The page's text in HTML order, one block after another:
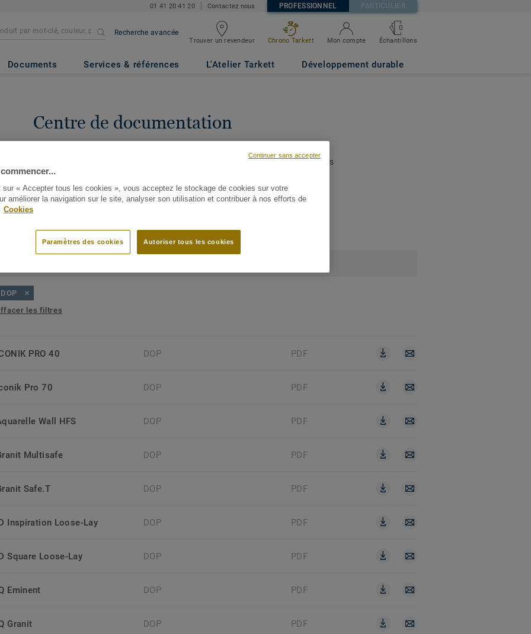
01 41 20 41 20 Contactez nous PROFESSIONNEL PARTICULIER
Recherche avancée
Trouver un revendeur Chrono Tarkett Mon compte
0
Échantillons
Documents Services & références L'Atelier Tarkett Développement durable
Centre de documentation
pour enregistrer et gérer vos
DOP
les filtres
PRO 40 DOP PDF
Pro 70 DOP PDF
Wall HFS DOP PDF
Multisafe DOP PDF
Safe.T DOP PDF
Inspiration Loose-Lay DOP PDF
Square Loose-Lay DOP PDF
Eminent DOP PDF
Granit DOP PDF
sur « Accepter tous les cookies », vous acceptez le stockage de cookies sur votre
améliorer la navigation sur le site, analyser son utilisation et contribuer à nos efforts de
Cookies
Autoriser tous les cookies
Paramètres des cookies
Continuer sans accepter